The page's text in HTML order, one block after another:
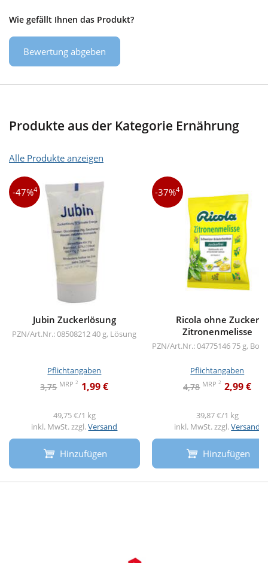
Wie gefällt Ihnen das Produkt?
Bewertung abgeben
Produkte aus der Kategorie Ernährung
Alle Produkte anzeigen
-47%4
Jubin Zuckerlösung
PZN/Art.Nr.: 0850821240 g, Lösung
Pflichtangaben
3,75 MRP2 1,99 €
49,75 €/1 kg
inkl. MwSt. zzgl.Versand
Hinzufügen
-37%4
Ricola ohne Zucker
Zitronenmelisse
PZN/Art.Nr.: 0477514675 g,
Pflichtangaben
4,78 MRP2 2,99 €
39,87 €/1 kg
inkl. MwSt. zzgl.Versand
Hinzufügen